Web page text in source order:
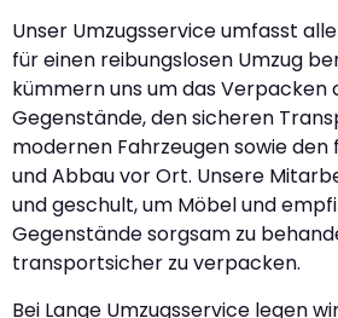
Unser Umzugsservice umfasst
für einen reibungslosen Umzug
kümmern uns um das Verpacken
Gegenstände, den sicheren
modernen Fahrzeugen sowie
und Abbau vor Ort. Unsere
und geschult, um Möbel und
Gegenstände sorgsam zu
transportsicher zu verpacken.
Bei Lange Umzugsservice legen